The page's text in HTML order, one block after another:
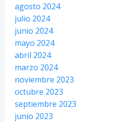
agosto 2024
julio 2024
junio 2024
mayo 2024
abril 2024
marzo 2024
noviembre 2023
octubre 2023
septiembre 2023
junio 2023